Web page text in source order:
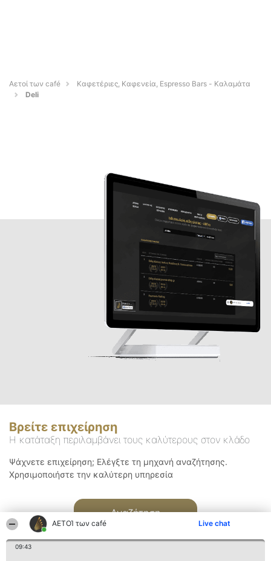
ΑΕΤΟΊ των café Live chat
09:43
Αετοί των café
Καφετέριες, Καφενεία, Espresso Bars - Καλαμάτα
Deli
Βρείτε επιχείρηση
Η κατάταξη περιλαμβάνει τους καλύτερους στον κλάδο
Ψάχνετε επιχείρηση; Ελέγξτε τη μηχανή αναζήτησης.
Χρησιμοποιήστε την καλύτερη υπηρεσία
Αναζήτηση